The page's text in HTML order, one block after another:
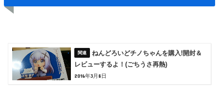
ねんどろいどチノちゃんを購入!開封＆
レビューするよ！(ごちうさ再熱)
2016年3月8日